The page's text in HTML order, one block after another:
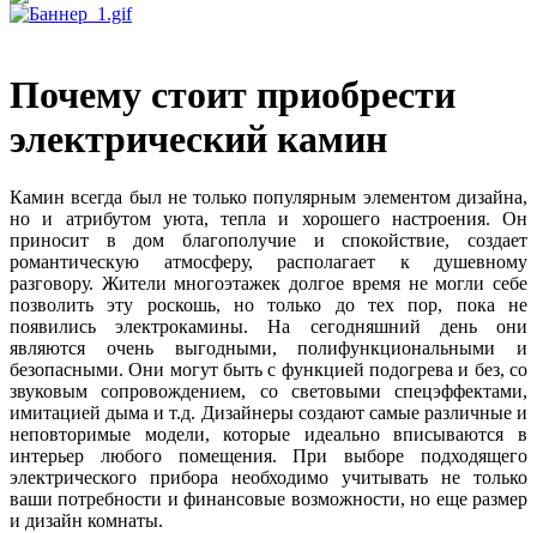
Почему стоит приобрести
электрический камин
Камин всегда был не только популярным элементом дизайна,
но и атрибутом уюта, тепла и хорошего настроения. Он
приносит в дом благополучие и спокойствие, создает
романтическую атмосферу, располагает к душевному
разговору. Жители многоэтажек долгое время не могли себе
позволить эту роскошь, но только до тех пор, пока не
появились электрокамины. На сегодняшний день они
являются очень выгодными, полифункциональными и
безопасными. Они могут быть с функцией подогрева и без, со
звуковым сопровождением, со световыми спецэффектами,
имитацией дыма и т.д. Дизайнеры создают самые различные и
неповторимые модели, которые идеально вписываются в
интерьер любого помещения. При выборе подходящего
электрического прибора необходимо учитывать не только
ваши потребности и финансовые возможности, но еще размер
и дизайн комнаты.